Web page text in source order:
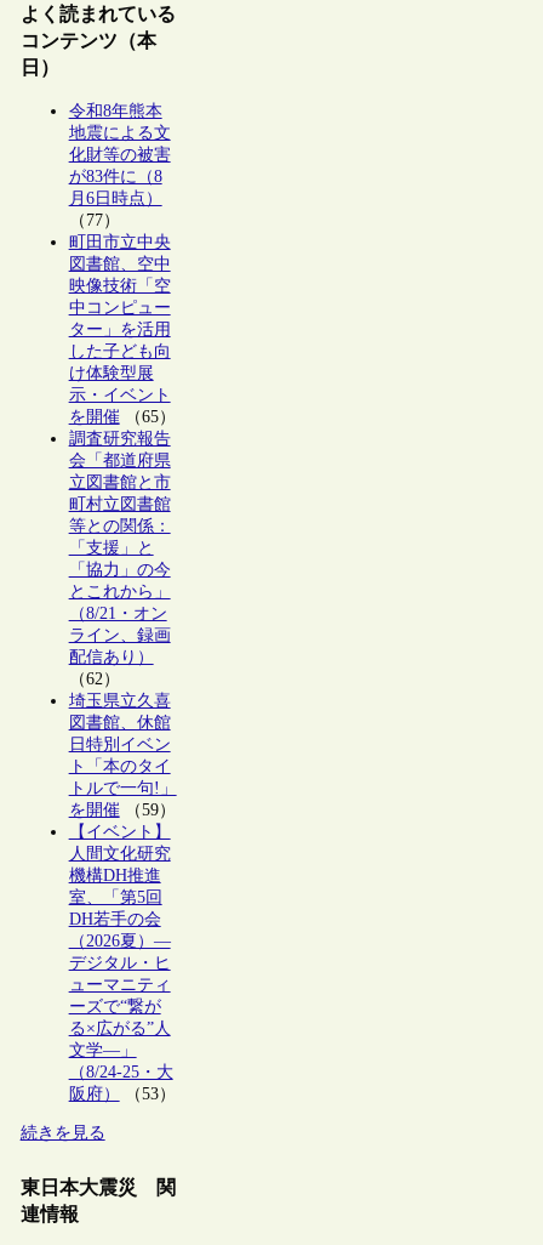
よく読まれている
コンテンツ（本
日）
令和8年熊本
地震による文
化財等の被害
が83件に（8
月6日時点）
（77）
町田市立中央
図書館、空中
映像技術「空
中コンピュー
ター」を活用
した子ども向
け体験型展
示・イベント
を開催（65）
調査研究報告
会「都道府県
立図書館と市
町村立図書館
等との関係：
「支援」と
「協力」の今
とこれから」
（8/21・オン
ライン、録画
配信あり）
（62）
埼玉県立久喜
図書館、休館
日特別イベン
ト「本のタイ
トルで一句!」
を開催（59）
【イベント】
人間文化研究
機構DH推進
室、「第5回
DH若手の会
（2026夏）―
デジタル・ヒ
ューマニティ
ーズで“繋が
る×広がる”人
文学―」
（8/24-25・大
阪府）
（53）
続きを見る
東日本大震災 関
連情報